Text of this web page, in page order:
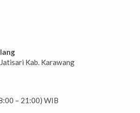
Kab. Karawang
– 21:00) WIB